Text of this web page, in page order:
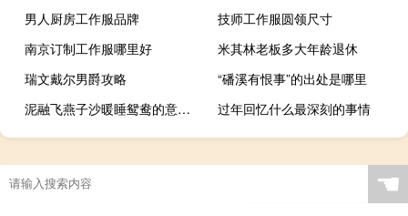
男人厨房工作服品牌
技师工作服圆领尺寸
南京订制工作服哪里好
米其林老板多大年龄退休
瑞文戴尔男爵攻略
“磻溪有恨事”的出处是哪里
泥融飞燕子沙暖睡鸳鸯的意思20字（泥融飞燕子 沙暖睡鸳鸯的意思）
过年回忆什么最深刻的事情
☚